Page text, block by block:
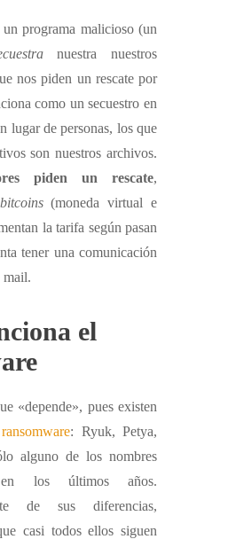
programa malicioso (un
nuestra nuestros
nos piden un rescate por
como un secuestro en
lugar de personas, los que
son nuestros archivos.
piden un rescate,
bitcoins(moneda virtual e
la tarifa según pasan
tener una comunicación
mail.
el
«depende», pues existen
ransomware: Ryuk, Petya,
alguno de los nombres
los últimos años.
de sus diferencias,
casi todos ellos siguen